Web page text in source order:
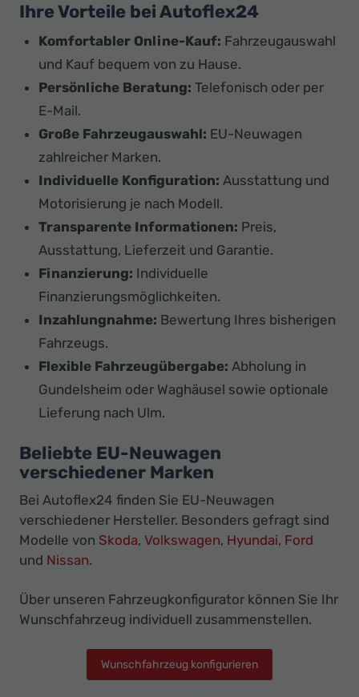
Ihre Vorteile bei Autoflex24
Komfortabler Online-Kauf: Fahrzeugauswahl
und Kauf bequem von zu Hause.
Persönliche Beratung: Telefonisch oder per
E-Mail.
Große Fahrzeugauswahl: EU-Neuwagen
zahlreicher Marken.
Individuelle Konfiguration: Ausstattung und
Motorisierung je nach Modell.
Transparente Informationen: Preis,
Ausstattung, Lieferzeit und Garantie.
Finanzierung: Individuelle
Finanzierungsmöglichkeiten.
Inzahlungnahme: Bewertung Ihres bisherigen
Fahrzeugs.
Flexible Fahrzeugübergabe: Abholung in
Gundelsheim oder Waghäusel sowie optionale
Lieferung nach Ulm.
Beliebte EU-Neuwagen
verschiedener Marken
Bei Autoflex24 finden Sie EU-Neuwagen
verschiedener Hersteller. Besonders gefragt sind
Modelle von Skoda, Volkswagen, Hyundai, Ford
und Nissan.
Über unseren Fahrzeugkonfigurator können Sie Ihr
Wunschfahrzeug individuell zusammenstellen.
Wunschfahrzeug konfigurieren